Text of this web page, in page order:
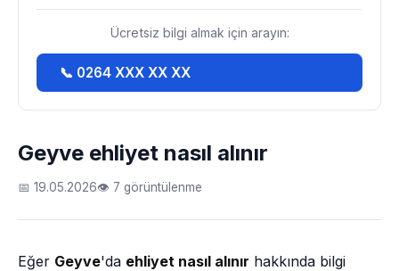
Geyve ehliyet nasıl alınır
📅 19.05.2026👁 7 görüntülenme
Eğer Geyve'da ehliyet nasıl alınır hakkında bilgi
Ücretsiz bilgi almak için arayın:
📞 0264 XXX XX XX